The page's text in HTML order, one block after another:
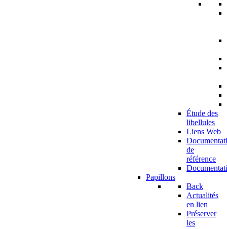
Étude des
libellules
Liens Web
de
référence
Papillons
Back
Actualités
en lien
Préserver
les